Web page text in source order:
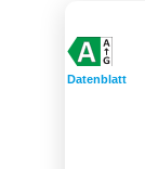
Datenblatt